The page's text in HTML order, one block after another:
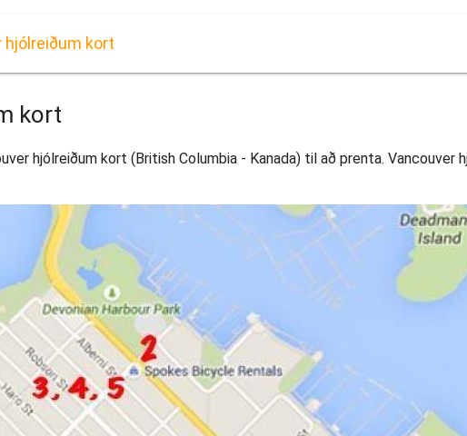
hjólreiðum kort
kort
hjólreiðum kort (British Columbia - Kanada) til að prenta.